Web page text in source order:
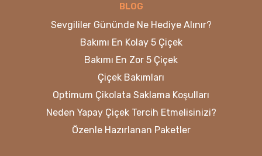
BLOG
Sevgililer Gününde Ne Hediye Alınır?
Bakımı En Kolay 5 Çiçek
Bakımı En Zor 5 Çiçek
Çiçek Bakımları
Optimum Çikolata Saklama Koşulları
Neden Yapay Çiçek Tercih Etmelisinizi?
Özenle Hazırlanan Paketler